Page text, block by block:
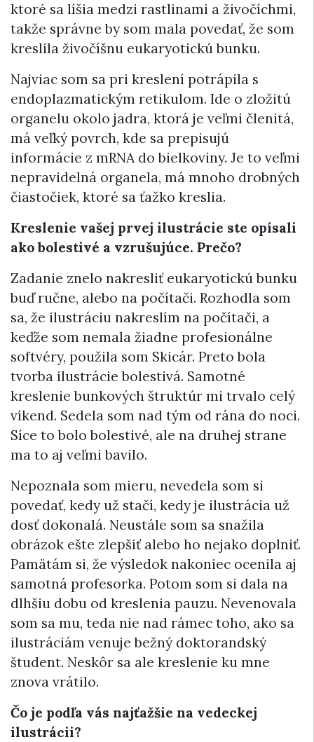
ktoré sa líšia medzi rastlinami a živočíchmi,
takže správne by som mala povedať, že som
kreslila živočíšnu eukaryotickú bunku.
Najviac som sa pri kreslení potrápila s
endoplazmatickým retikulom. Ide o zložitú
organelu okolo jadra, ktorá je veľmi členitá,
má veľký povrch, kde sa prepisujú
informácie z mRNA do bielkoviny. Je to veľmi
nepravidelná organela, má mnoho drobných
čiastočiek, ktoré sa ťažko kreslia.
Kreslenie vašej prvej ilustrácie ste opísali
ako bolestivé a vzrušujúce. Prečo?
Zadanie znelo nakresliť eukaryotickú bunku
buď ručne, alebo na počítači. Rozhodla som
sa, že ilustráciu nakreslím na počítači, a
keďže som nemala žiadne profesionálne
softvéry, použila som Skicár. Preto bola
tvorba ilustrácie bolestivá. Samotné
kreslenie bunkových štruktúr mi trvalo celý
víkend. Sedela som nad tým od rána do noci.
Síce to bolo bolestivé, ale na druhej strane
ma to aj veľmi bavilo.
Nepoznala som mieru, nevedela som si
povedať, kedy už stačí, kedy je ilustrácia už
dosť dokonalá. Neustále som sa snažila
obrázok ešte zlepšiť alebo ho nejako doplniť.
Pamätám si, že výsledok nakoniec ocenila aj
samotná profesorka. Potom som si dala na
dlhšiu dobu od kreslenia pauzu. Nevenovala
som sa mu, teda nie nad rámec toho, ako sa
ilustráciám venuje bežný doktorandský
študent. Neskôr sa ale kreslenie ku mne
znova vrátilo.
Čo je podľa vás najťažšie na vedeckej
ilustrácii?